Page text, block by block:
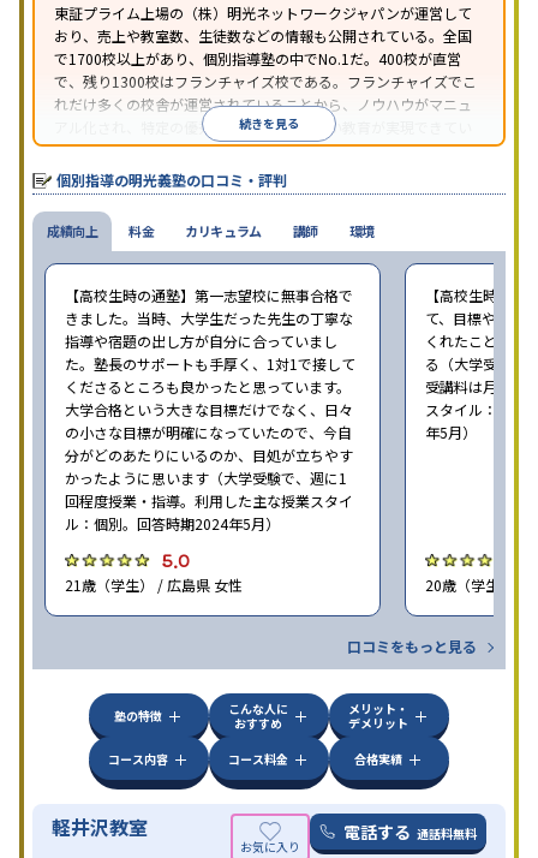
※2023年3月調査。小学校高学年の個別指導塾アンケート調査方法を参
東証プライム上場の（株）明光ネットワークジャパンが運営して
おり、売上や教室数、生徒数などの情報も公開されている。全国
で1700校以上があり、個別指導塾の中でNo.1だ。400校が直営
で、残り1300校はフランチャイズ校である。フランチャイズでこ
れだけ多くの校舎が運営されていることから、ノウハウがマニュ
アル化され、特定の優秀な人材に依存しない教育が実現できてい
ることが推測される。
続きを見る
個別指導の明光義塾の口コミ・評判
成績向上
【高校生時の通塾】第一志望校に無事合格で
きました。当時、大学生だった先生の丁寧な
指導や宿題の出し方が自分に合っていまし
た。塾長のサポートも手厚く、1対1で接して
くださるところも良かったと思っています。
大学合格という大きな目標だけでなく、日々
の小さな目標が明確になっていたので、今自
分がどのあたりにいるのか、目処が立ちやす
かったように思います（大学受験で、週に1
回程度授業・指導。利用した主な授業スタイ
ル：個別。回答時期2024年5月）
5.0
21歳（学生） / 広島県 女性
【高校生時の通
て、目標や勉強
くれたことが、
る（大学受験で
受講料は月
スタイル：個別
年5月）
20歳（学生） /
口コミをもっと見る
料金 カリキュラム 講師 環境
塾の特徴
こんな人に
おすすめ
メリット・
デメリット
コース内容
コース料金 合格実績
軽井沢教室 電話する 通話料無料